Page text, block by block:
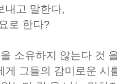
내고 말한다,
로 한다?
소유하지 않는다 것
게 그들의 감미로운 시